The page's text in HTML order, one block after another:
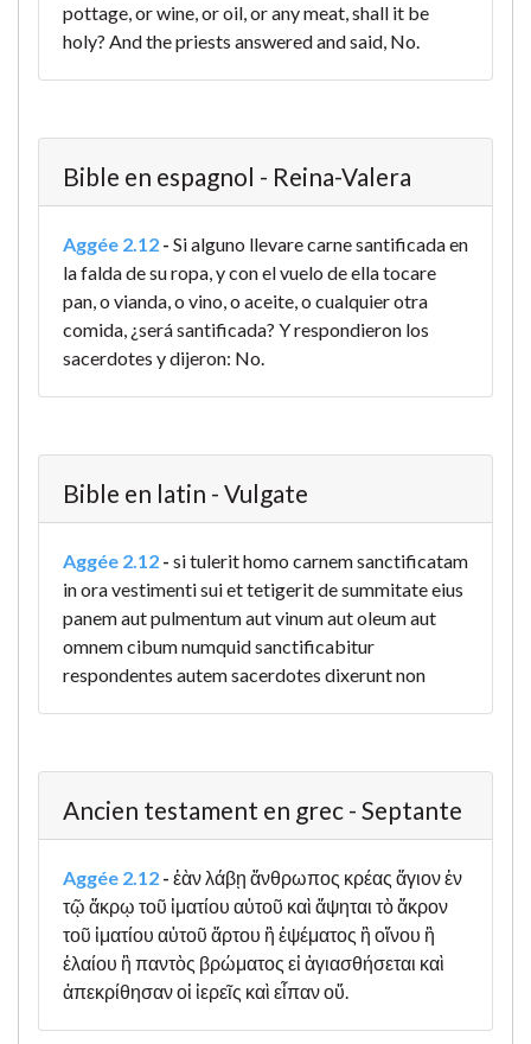
pottage, or wine, or oil, or any meat, shall it be
holy? And the priests answered and said, No.
Bible en espagnol - Reina-Valera
Aggée 2.12 - Si alguno llevare carne santificada en
la falda de su ropa, y con el vuelo de ella tocare
pan, o vianda, o vino, o aceite, o cualquier otra
comida, ¿será santificada? Y respondieron los
sacerdotes y dijeron: No.
Bible en latin - Vulgate
Aggée 2.12 - si tulerit homo carnem sanctificatam
in ora vestimenti sui et tetigerit de summitate eius
panem aut pulmentum aut vinum aut oleum aut
omnem cibum numquid sanctificabitur
respondentes autem sacerdotes dixerunt non
Ancien testament en grec - Septante
Aggée 2.12 - ἐὰν λάβῃ ἄνθρωπος κρέας ἅγιον ἐν
τῷ ἄκρῳ τοῦ ἱματίου αὐτοῦ καὶ ἅψηται τὸ ἄκρον
τοῦ ἱματίου αὐτοῦ ἄρτου ἢ ἑψέματος ἢ οἴνου ἢ
ἐλαίου ἢ παντὸς βρώματος εἰ ἁγιασθήσεται καὶ
ἀπεκρίθησαν οἱ ἱερεῖς καὶ εἶπαν οὔ.